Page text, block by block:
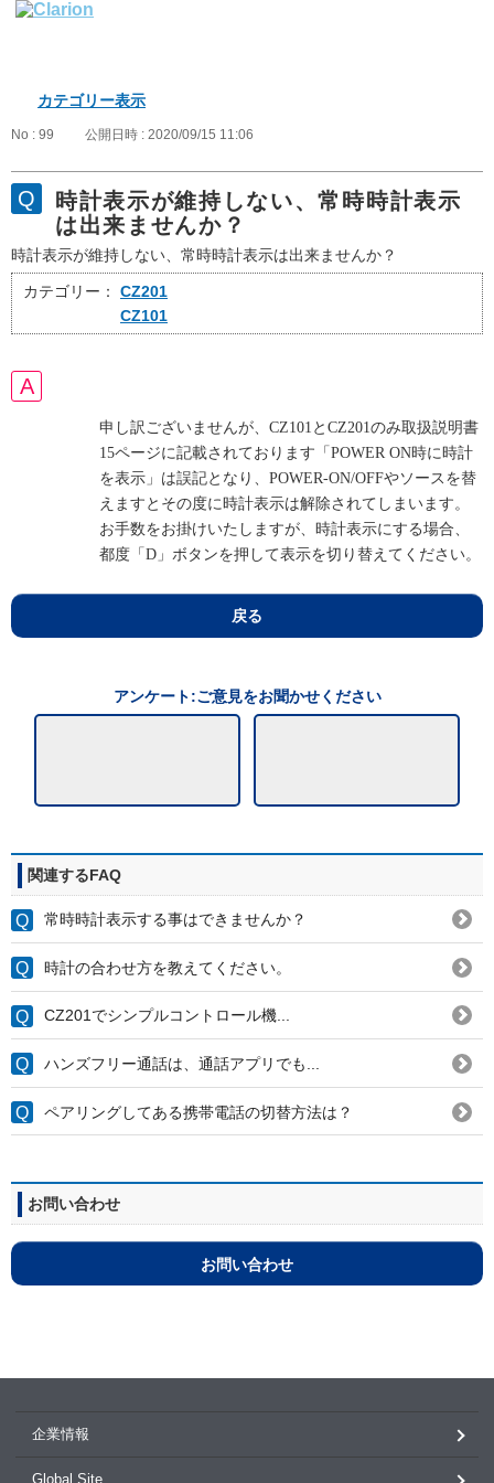
カテゴリー表示
No : 99 公開日時 : 2020/09/15 11:06
時計表示が維持しない、常時時計表示
は出来ませんか？
時計表示が維持しない、常時時計表示は出来ませんか？
カテゴリー：
CZ201
CZ101
申し訳ございませんが、CZ101とCZ201のみ取扱説明書
15ページに記載されております「POWER ON時に時計
を表示」は誤記となり、POWER-ON/OFFやソースを替
えますとその度に時計表示は解除されてしまいます。
お手数をお掛けいたしますが、時計表示にする場合、
都度「D」ボタンを押して表示を切り替えてください。
戻る
アンケート:ご意見をお聞かせください
関連するFAQ
常時時計表示する事はできませんか？
時計の合わせ方を教えてください。
CZ201でシンプルコントロール機...
ハンズフリー通話は、通話アプリでも...
ペアリングしてある携帯電話の切替方法は？
お問い合わせ
お問い合わせ
企業情報
Global Site